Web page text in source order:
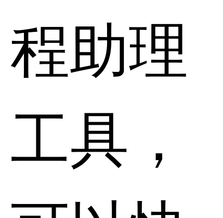
程助理
工具，